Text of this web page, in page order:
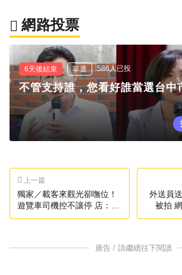
網路投票
6天後結束 單選 586人已投
不管支持誰，您看好誰當選台中
上一篇
獨家／載客來觀光卻嘸位！
遊覽車司機控不讓停 店：怕
擦撞
外送員
被拍
廣告 / 請繼續往下閱讀